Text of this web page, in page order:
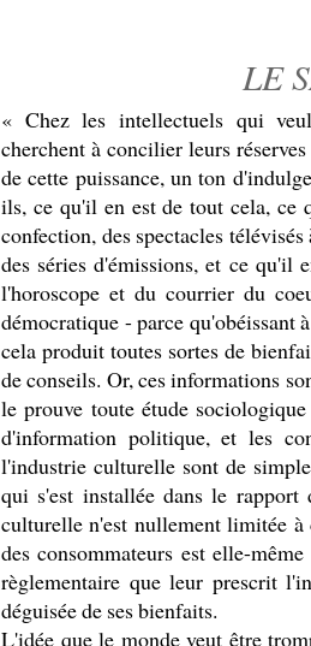
LE
« Chez les intellectuels qui
cherchent à concilier leurs
de cette puissance, un ton
ils, ce qu'il en est de tout cela, ce
confection, des spectacles
des séries d'émissions, et ce qu'il
l'horoscope et du courrier du
démocratique - parce qu'obéissant
cela produit toutes sortes de
de conseils. Or, ces informations
le prouve toute étude
d'information politique, et les
l'industrie culturelle sont de
qui s'est installée dans le
culturelle n'est nullement limitée à
des consommateurs est elle-
règlementaire que leur prescrit
déguisée de ses bienfaits.
L'idée que le monde veut être